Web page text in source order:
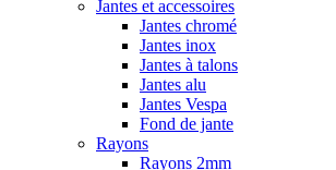
Jantes et accessoires
Jantes chromé
Jantes inox
Jantes à talons
Jantes alu
Jantes Vespa
Fond de jante
Rayons
Rayons 2mm